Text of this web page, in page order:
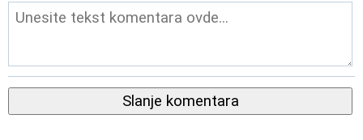
Slanje komentara